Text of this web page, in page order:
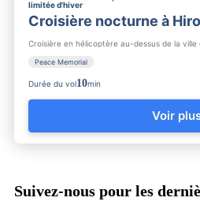
limitée d'hiver
Croisière nocturne à
Peace Memorial
Durée du vol10min
Voir
Suivez-nous pour les